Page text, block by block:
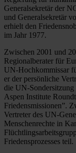
Generalsekretär der
und Generalsekretär
erhielt den
im Jahr 1977.
Zwischen 2001 und
Regionalberater für
UN-Hochkommissar
er der persönliche
die UN-
Aspen Institute
Friedensmissionen”.
Vertreter des UN-
Menschenrechte in
Friedensprozesses teil.